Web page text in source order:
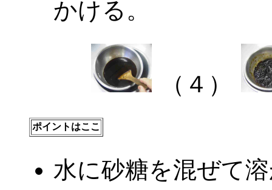
かける。
（４）
ポイントはここ
水に砂糖を混ぜて